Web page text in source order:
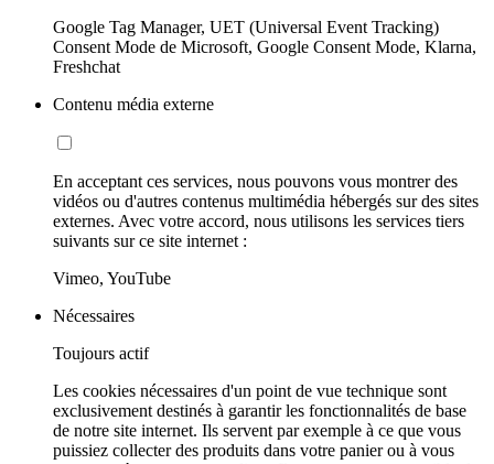
Google Tag Manager, UET (Universal Event Tracking)
Consent Mode de Microsoft, Google Consent Mode, Klarna,
Freshchat
Contenu média externe
En acceptant ces services, nous pouvons vous montrer des
vidéos ou d'autres contenus multimédia hébergés sur des sites
externes. Avec votre accord, nous utilisons les services tiers
suivants sur ce site internet :
Vimeo, YouTube
Nécessaires
Toujours actif
Les cookies nécessaires d'un point de vue technique sont
exclusivement destinés à garantir les fonctionnalités de base
de notre site internet. Ils servent par exemple à ce que vous
puissiez collecter des produits dans votre panier ou à vous